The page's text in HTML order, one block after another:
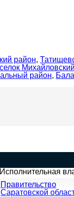
район,
Михайловский
район,
Исполнительная
Правительство
Саратовской